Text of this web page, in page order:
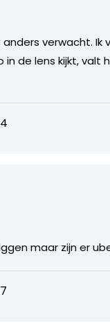
verwacht. Ik
in de lens kijkt,
maar zijn er